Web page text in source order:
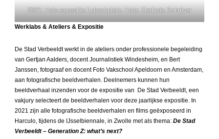
2021: Foto-expositie Lubeckplein. Foto: Gerlinde Schrijver
Werklabs & Ateliers & Expositie
De Stad Verbeeldt werkt in de ateliers onder professionele begeleiding
van Gertjan Aalders, docent Journalistiek Windesheim, en Bert
Janssen, fotograaf en docent Foto Vakschool Apeldoorn en Amsterdam,
aan fotografische beeldverhalen. Deelnemers kunnen hun
beeldverhaal inzenden voor de expositie van De Stad Verbeeldt, een
vakjury selecteert de beeldverhalen voor deze jaarlijkse expositie. In
2021 zijn alle fotografische beeldverhalen en films geëxposeerd in
Harculo, tijdens de IJsselbiennale, in Zwolle met als thema: De Stad
Verbeeldt – Generation Z: what’s next?